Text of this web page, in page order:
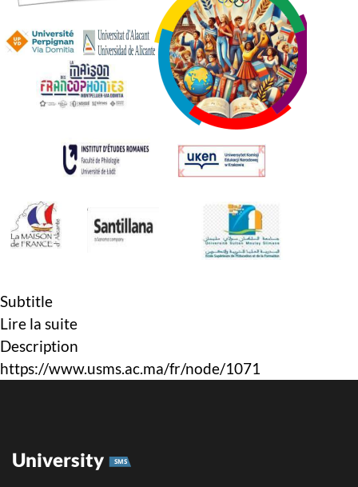
Subtitle
Lire la suite
Description
https://www.usms.ac.ma/fr/node/1071
University SMS